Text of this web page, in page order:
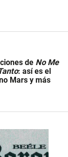
de No Me
: así es el
Mars y más